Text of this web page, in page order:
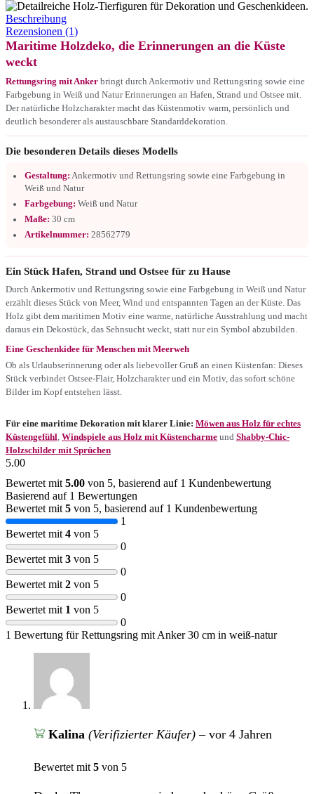
Beschreibung
Rezensionen (1)
Maritime Holzdeko, die Erinnerungen an die Küste
weckt
Rettungsring mit Anker bringt durch Ankermotiv und Rettungsring sowie eine
Farbgebung in Weiß und Natur Erinnerungen an Hafen, Strand und Ostsee mit.
Der natürliche Holzcharakter macht das Küstenmotiv warm, persönlich und
deutlich besonderer als austauschbare Standarddekoration.
Die besonderen Details dieses Modells
Gestaltung: Ankermotiv und Rettungsring sowie eine Farbgebung in
Weiß und Natur
Farbgebung: Weiß und Natur
Maße: 30 cm
Artikelnummer: 28562779
Ein Stück Hafen, Strand und Ostsee für zu Hause
Durch Ankermotiv und Rettungsring sowie eine Farbgebung in Weiß und Natur
erzählt dieses Stück von Meer, Wind und entspannten Tagen an der Küste. Das
Holz gibt dem maritimen Motiv eine warme, natürliche Ausstrahlung und macht
daraus ein Dekostück, das Sehnsucht weckt, statt nur ein Symbol abzubilden.
Eine Geschenkidee für Menschen mit Meerweh
Ob als Urlaubserinnerung oder als liebevoller Gruß an einen Küstenfan: Dieses
Stück verbindet Ostsee-Flair, Holzcharakter und ein Motiv, das sofort schöne
Bilder im Kopf entstehen lässt.
Für eine maritime Dekoration mit klarer Linie: Möwen aus Holz für echtes
Küstengefühl Windspiele aus Holz mit Küstencharme und Shabby-Chic-
Holzschilder mit Sprüchen
5.00
Bewertet mit 5.00 von 5, basierend auf 1 Kundenbewertung
Basierend auf 1 Bewertungen
Bewertet mit 5 von 5, basierend auf 1 Kundenbewertung
1
Bewertet mit 4 von 5
0
Bewertet mit 3 von 5
0
Bewertet mit 2 von 5
0
Bewertet mit 1 von 5
0
1 Bewertung fürRettungsring mit Anker 30 cm in weiß-natur
Kalina (Verifizierter Käufer) – vor 4 Jahren
Bewertet mit 5 von 5